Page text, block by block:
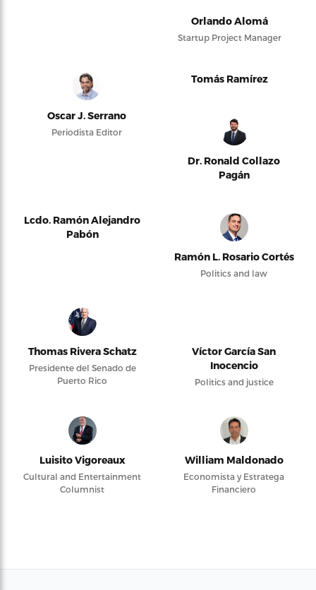
Orlando Alomá
Startup Project Manager
Oscar J. Serrano
Periodista Editor
Tomás Ramírez
Dr. Ronald Collazo
Pagán
Lcdo. Ramón Alejandro
Pabón
Ramón L. Rosario Cortés
Politics and law
Thomas Rivera Schatz
Presidente del Senado de
Puerto Rico
Víctor García San
Inocencio
Politics and justice
Luisito Vigoreaux
Cultural and Entertainment
Columnist
William Maldonado
Economista y Estratega
Financiero